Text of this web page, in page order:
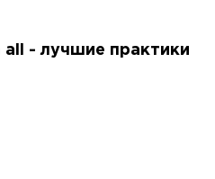
- лучшие практики